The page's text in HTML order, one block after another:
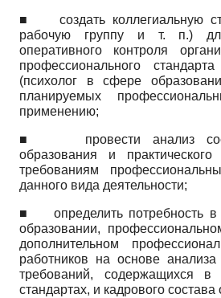
■создать коллегиальную
рабочую группу и т. п.)
оперативного контроля
профессионального стандарта
(психолог в сфере
планируемых
применению;
■ провести анализ
образования и
требованиям
данного вида деятельности;
■ определить потребность
образовании,
дополнительном
работников на основе
требований, содержащихся в
стандартах, и кадрового состава